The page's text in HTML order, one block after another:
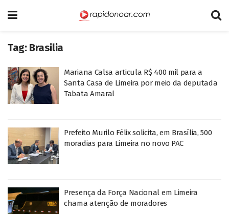
Tag: Brasilia
Mariana Calsa articula R$ 400 mil para a
Santa Casa de Limeira por meio da deputada
Tabata Amaral
Prefeito Murilo Félix solicita, em Brasília, 500
moradias para Limeira no novo PAC
Presença da Força Nacional em Limeira
chama atenção de moradores